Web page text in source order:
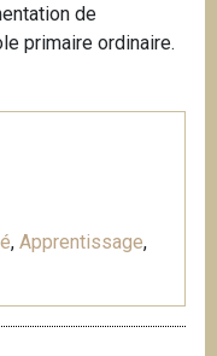
de
primaire ordinaire.
, Apprentissage,